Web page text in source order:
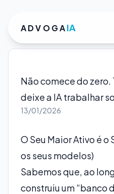
ADVOGAIA
Não comece do zero.
deixe a IA trabalhar
13/01/2026
O Seu Maior Ativo é
os seus modelos)
Sabemos que, ao
construiu um “banco